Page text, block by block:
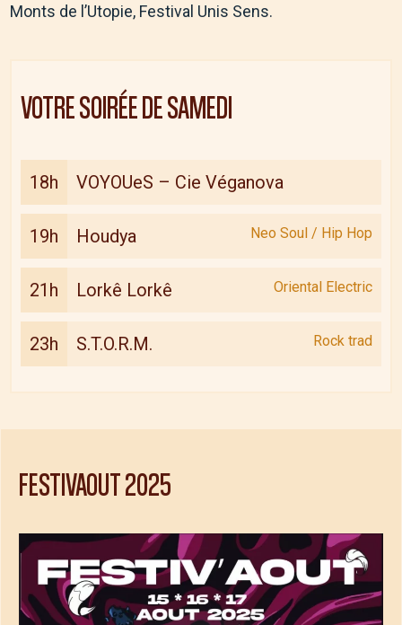
Monts de l’Utopie, Festival Unis Sens.
VOTRE SOIRÉE DESAMEDI
18h VOYOUeS – Cie Véganova
19h Houdya Neo Soul / Hip Hop
21h Lorkê Lorkê Oriental Electric
23h S.T.O.R.M. Rock trad
FESTIVAOUT2025